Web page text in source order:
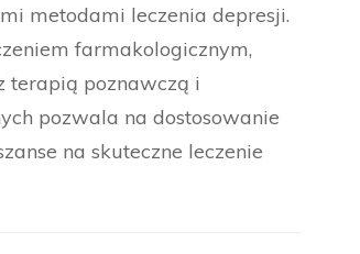
metodami leczenia depresji.
farmakologicznym,
terapią poznawczą i
pozwala na dostosowanie
na skuteczne leczenie